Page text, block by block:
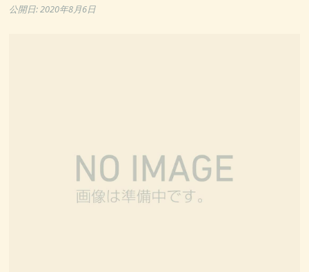
公開日:2020年8月6日